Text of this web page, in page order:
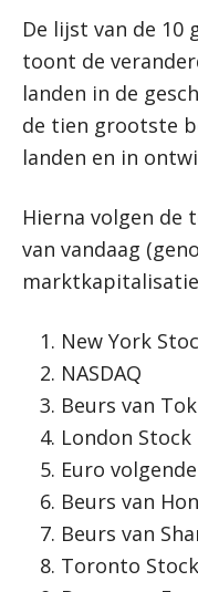
De lijst van de
toont de
landen in de
de tien grootste
landen en in
Hierna volgen de
van vandaag
New York
NASDAQ
Beurs van
London Stock
Euro volgende
Beurs van
Beurs van
Toronto